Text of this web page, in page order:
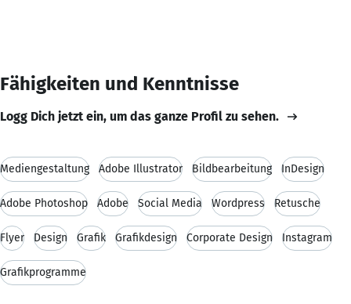
Fähigkeiten und Kenntnisse
Logg Dich jetzt ein, um das ganze Profil zu sehen.
Mediengestaltung Adobe Illustrator Bildbearbeitung InDesign
Adobe Photoshop Adobe Social Media Wordpress Retusche
Flyer Design Grafik Grafikdesign Corporate Design Instagram
Grafikprogramme